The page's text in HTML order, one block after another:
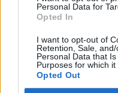
Personal Data for
Opted In
I want to opt-out of
Retention, Sale,
Personal Data that
Purposes for which it
Opted Out
τροφίμων και την